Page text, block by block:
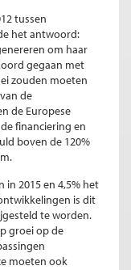
tussen
het antwoord:
om haar
gegaan met
zouden moeten
de
de Europese
financiering en
boven de 120%
in 2015 en 4,5% het
is dit
te worden.
groei op de
moeten ook